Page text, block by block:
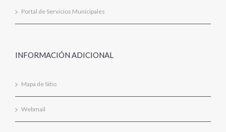
Portal de Servicios Municipales
INFORMACIÓN ADICIONAL
Mapa de Sitio
Webmail